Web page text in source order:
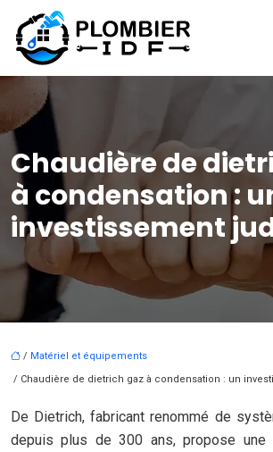
Chaudière de
à condensation :
investissement
/ Matériel et équipements
/ Chaudière de dietrich gaz à condensation : un
De Dietrich, fabricant renommé de
depuis plus de 300 ans, propose une